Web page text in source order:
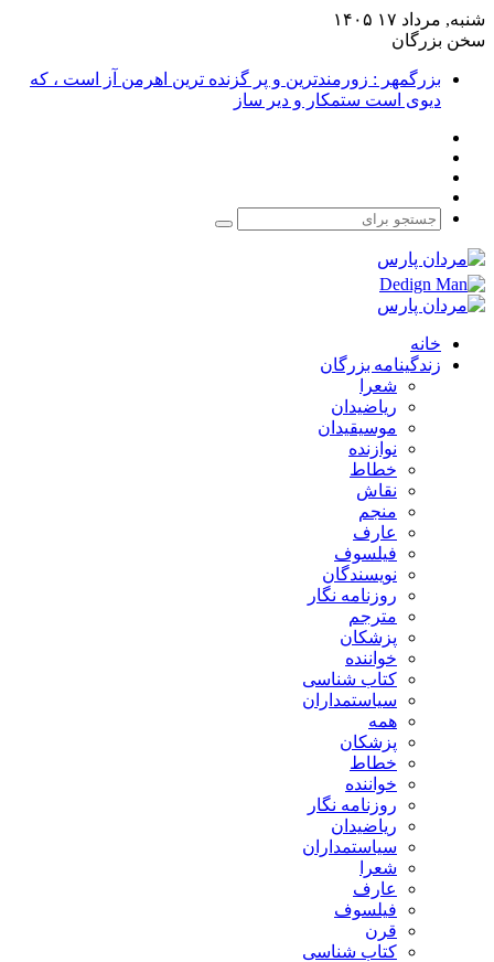
شنبه, مرداد ۱۷ ۱۴۰۵
سخن بزرگان
بزرگمهر : زورمندترین و پر گزنده ترین اهرمن آز است ، که
دیوی است ستمکار و دیر ساز
جستجو
خانه
زندگینامه بزرگان
شعرا
ریاضیدان
موسیقیدان
نوازنده
خطاط
نقاش
منجم
عارف
فیلسوف
نویسندگان
روزنامه نگار
مترجم
پزشکان
خواننده
کتاب شناسی
سیاستمداران
همه
پزشکان
خطاط
خواننده
روزنامه نگار
ریاضیدان
سیاستمداران
شعرا
عارف
فیلسوف
قرن
کتاب شناسی